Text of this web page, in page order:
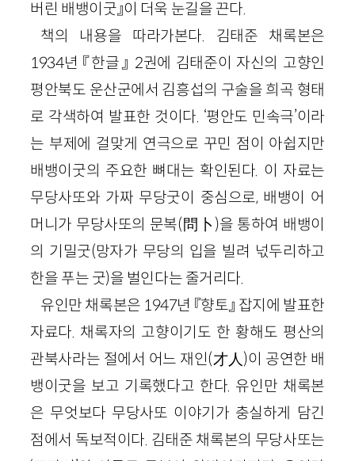
버린 배뱅이굿』이 더욱 눈길을 끈다.
책의 내용을 따라가본다. 김태준 채록본은
1934년 『한글』 2권에 김태준이 자신의 고향인
평안북도 운산군에서 김흥섭의 구술을 희곡 형태
로 각색하여 발표한 것이다. ‘평안도 민속극’이라
는 부제에 걸맞게 연극으로 꾸민 점이 아쉽지만
배뱅이굿의 주요한 뼈대는 확인된다. 이 자료는
무당사또와 가짜 무당굿이 중심으로, 배뱅이 어
머니가 무당사또의 문복(問卜)을 통하여 배뱅이
의 기밀굿(망자가 무당의 입을 빌려 넋두리하고
한을 푸는 굿)을 벌인다는 줄거리다.
유인만 채록본은 1947년 『향토』 잡지에 발표한
자료다. 채록자의 고향이기도 한 황해도 평산의
관북사라는 절에서 어느 재인(才人)이 공연한 배
뱅이굿을 보고 기록했다고 한다. 유인만 채록본
은 무엇보다 무당사또 이야기가 충실하게 담긴
점에서 독보적이다. 김태준 채록본의 무당사또는